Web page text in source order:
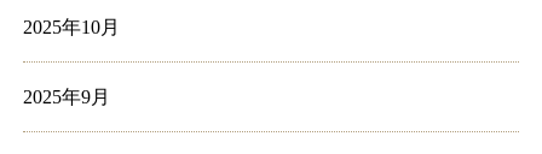
2025年10月
2025年9月